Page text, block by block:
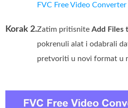
FVC Free Video
Korak 2.Zatim pritisniteAdd Files
pokrenuli alat i odabrali
pretvoriti u novi format u